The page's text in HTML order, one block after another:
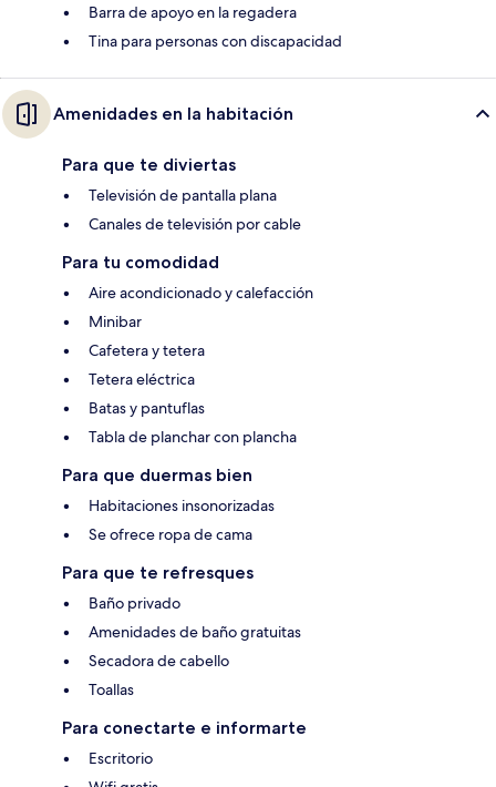
Barra de apoyo en la regadera
Tina para personas con discapacidad
Amenidades en la habitación
Para que te diviertas
Televisión de pantalla plana
Canales de televisión por cable
Para tu comodidad
Aire acondicionado y calefacción
Minibar
Cafetera y tetera
Tetera eléctrica
Batas y pantuflas
Tabla de planchar con plancha
Para que duermas bien
Habitaciones insonorizadas
Se ofrece ropa de cama
Para que te refresques
Baño privado
Amenidades de baño gratuitas
Secadora de cabello
Toallas
Para conectarte e informarte
Escritorio